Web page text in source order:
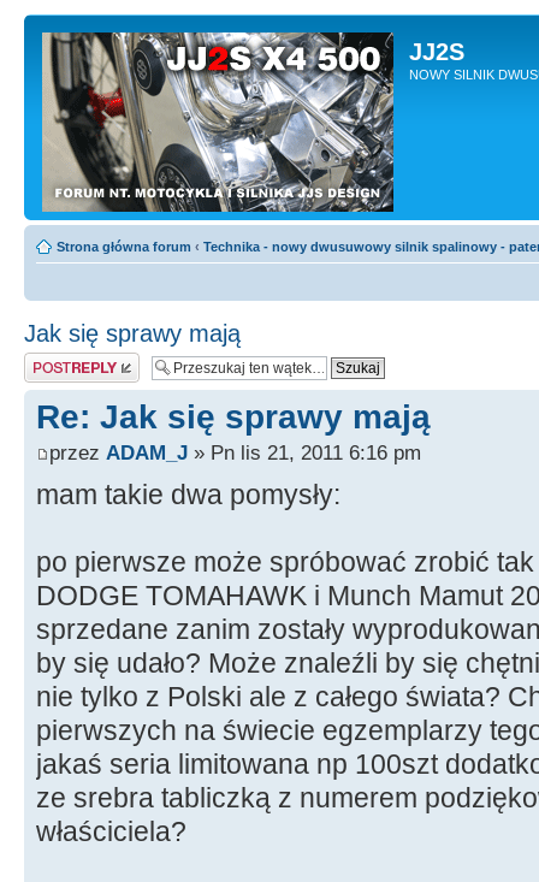
JJ2S
NOWY SILNIK
Strona główna forum ‹ Technika - nowy dwusuwowy silnik spalinowy -
Jak się sprawy mają
Odpowiedz
Re: Jak się sprawy mają
przez ADAM_J » Pn lis 21, 2011 6:16 pm
mam takie dwa pomysły:
po pierwsze może spróbować zrobić
DODGE TOMAHAWK i Munch Mamut
sprzedane zanim zostały
by się udało? Może znaleźli by się
nie tylko z Polski ale z całego świata?
pierwszych na świecie egzemplarzy
jakaś seria limitowana np 100szt
ze srebra tabliczką z numerem
właściciela?